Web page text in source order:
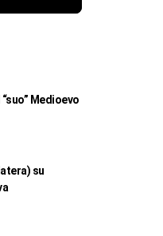
Medioevo
su